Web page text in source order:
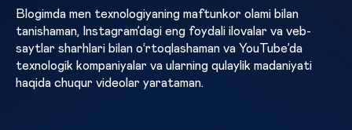
Blogimda men texnologiyaning maftunkor olami bilan
tanishaman, Instagram’dagi eng foydali ilovalar va veb-
saytlar sharhlari bilan o‘rtoqlashaman va YouTube’da
texnologik kompaniyalar va ularning qulaylik madaniyati
haqida chuqur videolar yarataman.